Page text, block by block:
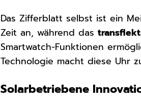
Das Zifferblatt selbst ist ein
Zeit an, während das
Smartwatch-Funktionen
Technologie macht diese Uhr
Solarbetriebene